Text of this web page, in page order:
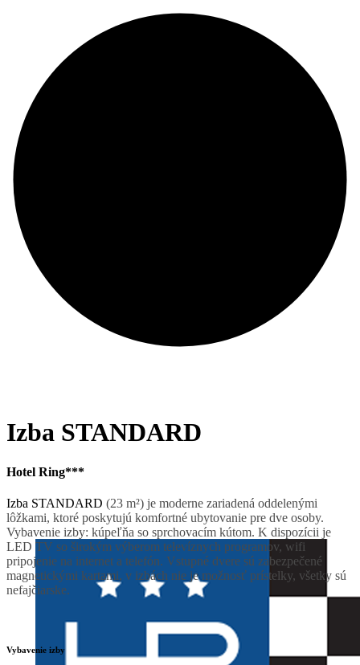
Izba STANDARD
Hotel Ring***
Izba STANDARD (23 m²) je moderne zariadená oddelenými
lôžkami, ktoré poskytujú komfortné ubytovanie pre dve osoby.
Vybavenie izby: kúpeľňa so sprchovacím kútom. K dispozícii je
LED TV so širokým výberom televíznych programov, wifi
pripojenie na internet a telefón. Vstupné dvere sú zabezpečené
magnetickými kartami, v izbách nie je možnosť prístelky, všetky sú
nefajčiarske.
Vybavenie izby